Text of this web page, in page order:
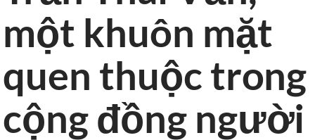
một khuôn mặt
quen thuộc trong
cộng đồng người